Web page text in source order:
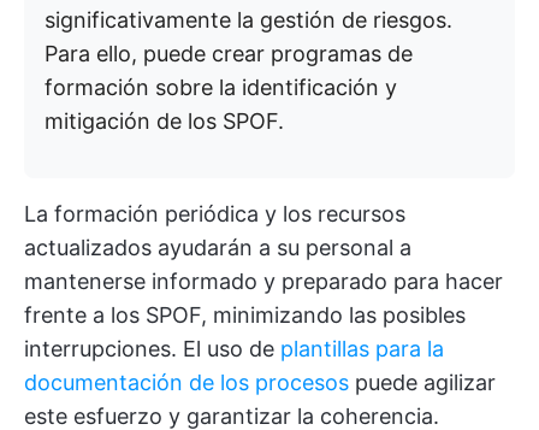
significativamente la gestión de riesgos.
Para ello, puede crear programas de
formación sobre la identificación y
mitigación de los SPOF.
La formación periódica y los recursos
actualizados ayudarán a su personal a
mantenerse informado y preparado para hacer
frente a los SPOF, minimizando las posibles
interrupciones. El uso de plantillas para la
documentación de los procesos puede agilizar
este esfuerzo y garantizar la coherencia.